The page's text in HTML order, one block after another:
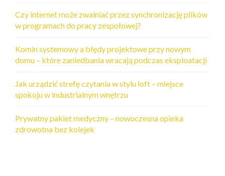
Czy internet może zwalniać przez synchronizację plików
w programach do pracy zespołowej?
Komin systemowy a błędy projektowe przy nowym
domu – które zaniedbania wracają podczas eksploatacji
Jak urządzić strefę czytania w stylu loft – miejsce
spokoju w industrialnym wnętrzu
Prywatny pakiet medyczny – nowoczesna opieka
zdrowotna bez kolejek